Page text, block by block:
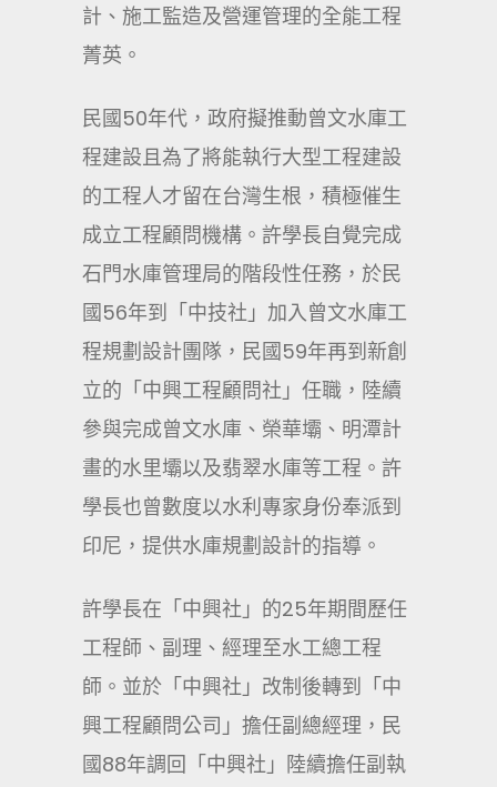
計、施工監造及營運管理的全能工程
菁英。
民國50年代，政府擬推動曾文水庫工
程建設且為了將能執行大型工程建設
的工程人才留在台灣生根，積極催生
成立工程顧問機構。許學長自覺完成
石門水庫管理局的階段性任務，於民
國56年到「中技社」加入曾文水庫工
程規劃設計團隊，民國59年再到新創
立的「中興工程顧問社」任職，陸續
參與完成曾文水庫、榮華壩、明潭計
畫的水里壩以及翡翠水庫等工程。許
學長也曾數度以水利專家身份奉派到
印尼，提供水庫規劃設計的指導。
許學長在「中興社」的25年期間歷任
工程師、副理、經理至水工總工程
師。並於「中興社」改制後轉到「中
興工程顧問公司」擔任副總經理，民
國88年調回「中興社」陸續擔任副執